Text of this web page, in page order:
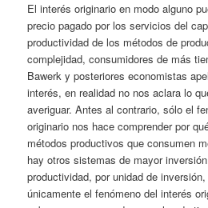
El interés originario en modo alguno
precio pagado por los servicios del
productividad de los métodos de
complejidad, consumidores de más
Bawerk y posteriores economistas
interés, en realidad no nos aclara lo
averiguar. Antes al contrario, sólo el
originario nos hace comprender por
métodos productivos que consumen
hay otros sistemas de mayor
productividad, por unidad de
únicamente el fenómeno del interés